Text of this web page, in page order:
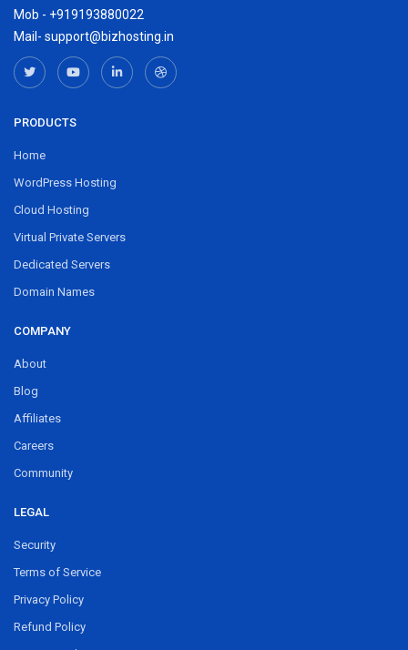
Mob - +919193880022
Mail- support@bizhosting.in
PRODUCTS
Home
WordPress Hosting
Cloud Hosting
Virtual Private Servers
Dedicated Servers
Domain Names
COMPANY
About
Blog
Affiliates
Careers
Community
LEGAL
Security
Terms of Service
Privacy Policy
Refund Policy